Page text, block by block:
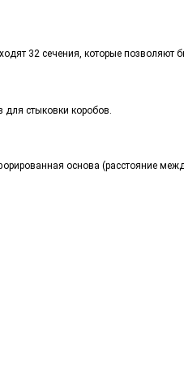
32 сечения, которые
стыковки коробов.
основа (расстояние